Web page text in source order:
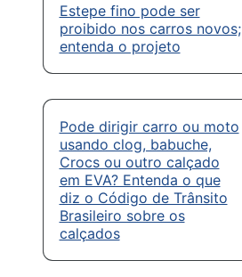
Estepe fino pode ser
proibido nos carros novos;
entenda o projeto
Pode dirigir carro ou moto
usando clog, babuche,
Crocs ou outro calçado
em EVA? Entenda o que
diz o Código de Trânsito
Brasileiro sobre os
calçados